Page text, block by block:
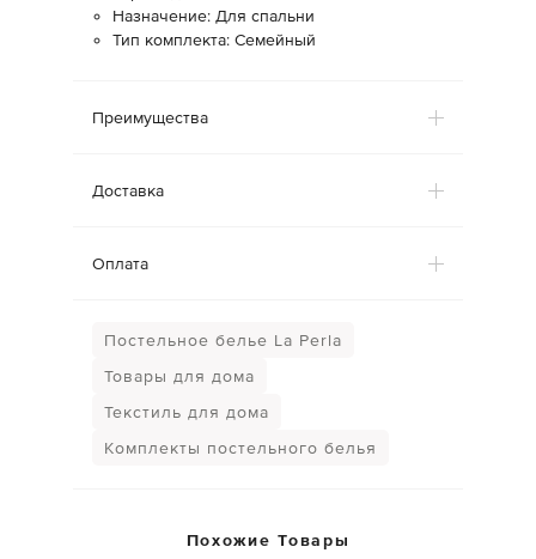
Назначение: Для спальни
Тип комплекта: Семейный
Преимущества
Доставка
Оплата
Постельное белье La Perla
Товары для дома
Текстиль для дома
Комплекты постельного белья
Похожие Товары